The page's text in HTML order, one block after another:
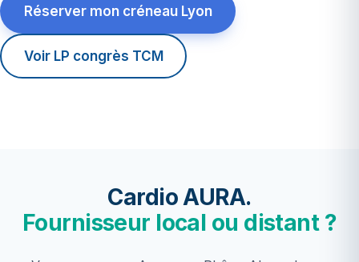
Réserver mon créneau Lyon
Voir LP congrès TCM
Cardio AURA.
Fournisseur local ou distant ?